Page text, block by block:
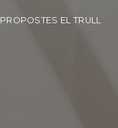
PROPOSTES EL TRULL